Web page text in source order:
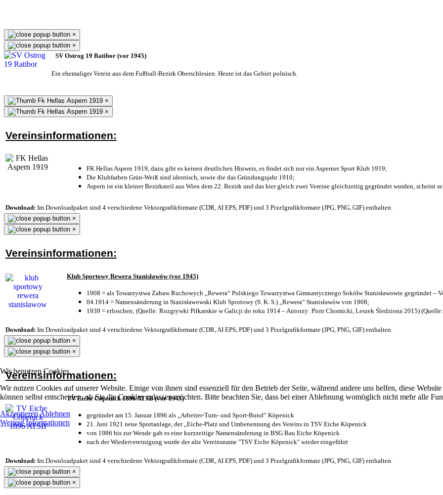
Wir benutzen Cookies
Wir nutzen Cookies auf unserer Website. Einige von ihnen sind essenziell für den Betrieb der Seite, während andere uns helfen, diese
können selbst entscheiden, ob Sie die Cookies zulassen möchten. Bitte beachten Sie, dass bei einer Ablehnung womöglich nicht mehr alle
AkzeptierenAblehnen
Weitere Informationen
×
×
SV Ostrog 19 Ratibor (vor 1945)
Ein ehemaliger Verein aus dem Fußball-Bezirk Oberschlesien. Heute ist das Gebiet polnisch.
×
×
Vereinsinformationen:
FK Hellas Aspern 1919, dazu gibt es keinen deutlichen Hinweis, es findet sich nur ein Asperner Sport Klub 1919;
Die Klubfarben Grün-Weiß sind identisch, sowie die das Gründungsjahr 1910;
Aspern ist ein kleiner Bezirksteil aus Wien dem 22. Bezirk und das hier gleich zwei Vereine gleichzeitig gegründet wurden, scheint
Download: Im Downloadpaket sind 4 verschiedene Vektorgrafikformate (CDR, AI EPS, PDF) und 3 Pixelgrafikformate (JPG, PNG, GIF) enthalten.
×
×
Vereinsinformationen:
Klub Sportowy Rewera Stanisławów (vor 1945)
1908 = als Towarzystwa Zabaw Ruchowych „Rewera“ Polskiego Towarzystwa Gimnastycznego Sokółw Stanisławowie gegründet –
04.1914 = Namensänderung in Stanisławowski Klub Sportowy (S. K. S.) „Rewera“ Stanisławów von 1908;
1939 = erloschen; (Quelle: Rozgrywki Piłkarskie w Galicji do roku 1914 – Autorzy: Piotr Chomicki, Leszek Śledziona 2015) (Quelle:
Download: Im Downloadpaket sind 4 verschiedene Vektorgrafikformate (CDR, AI EPS, PDF) und 3 Pixelgrafikformate (JPG, PNG, GIF) enthalten.
×
×
Vereinsinformationen:
TV Eiche Cöpenick 1896 ATSB (vor 1945)
gegründet am 15. Januar 1896 als „Arbeiter-Turn- und Sport-Bund“ Köpenick
21. Juni 1921 neue Sportanlage, der „Eiche-Platz und Umbenennung des Vereins in TSV Eiche Köpenick
von 1986 bis zur Wende gab es eine kurzzeitige Namensänderung in BSG Bau Eiche Köpenick
nach der Wiedervereinigung wurde der alte Vereinsname "TSV Eiche Köpenick" wieder eingeführt
Download: Im Downloadpaket sind 4 verschiedene Vektorgrafikformate (CDR, AI EPS, PDF) und 3 Pixelgrafikformate (JPG, PNG, GIF) enthalten.
×
×